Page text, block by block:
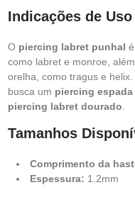
Indicações de Uso
O piercing labret punhal
como labret e monroe,
orelha, como tragus e
busca um piercing
piercing labret dourado
Tamanhos
Comprimento da
Espessura: 1.2mm